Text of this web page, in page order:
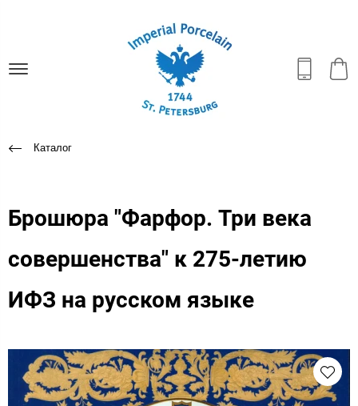
Каталог
Брошюра "Фарфор. Три века
совершенства" к 275-летию
ИФЗ на русском языке